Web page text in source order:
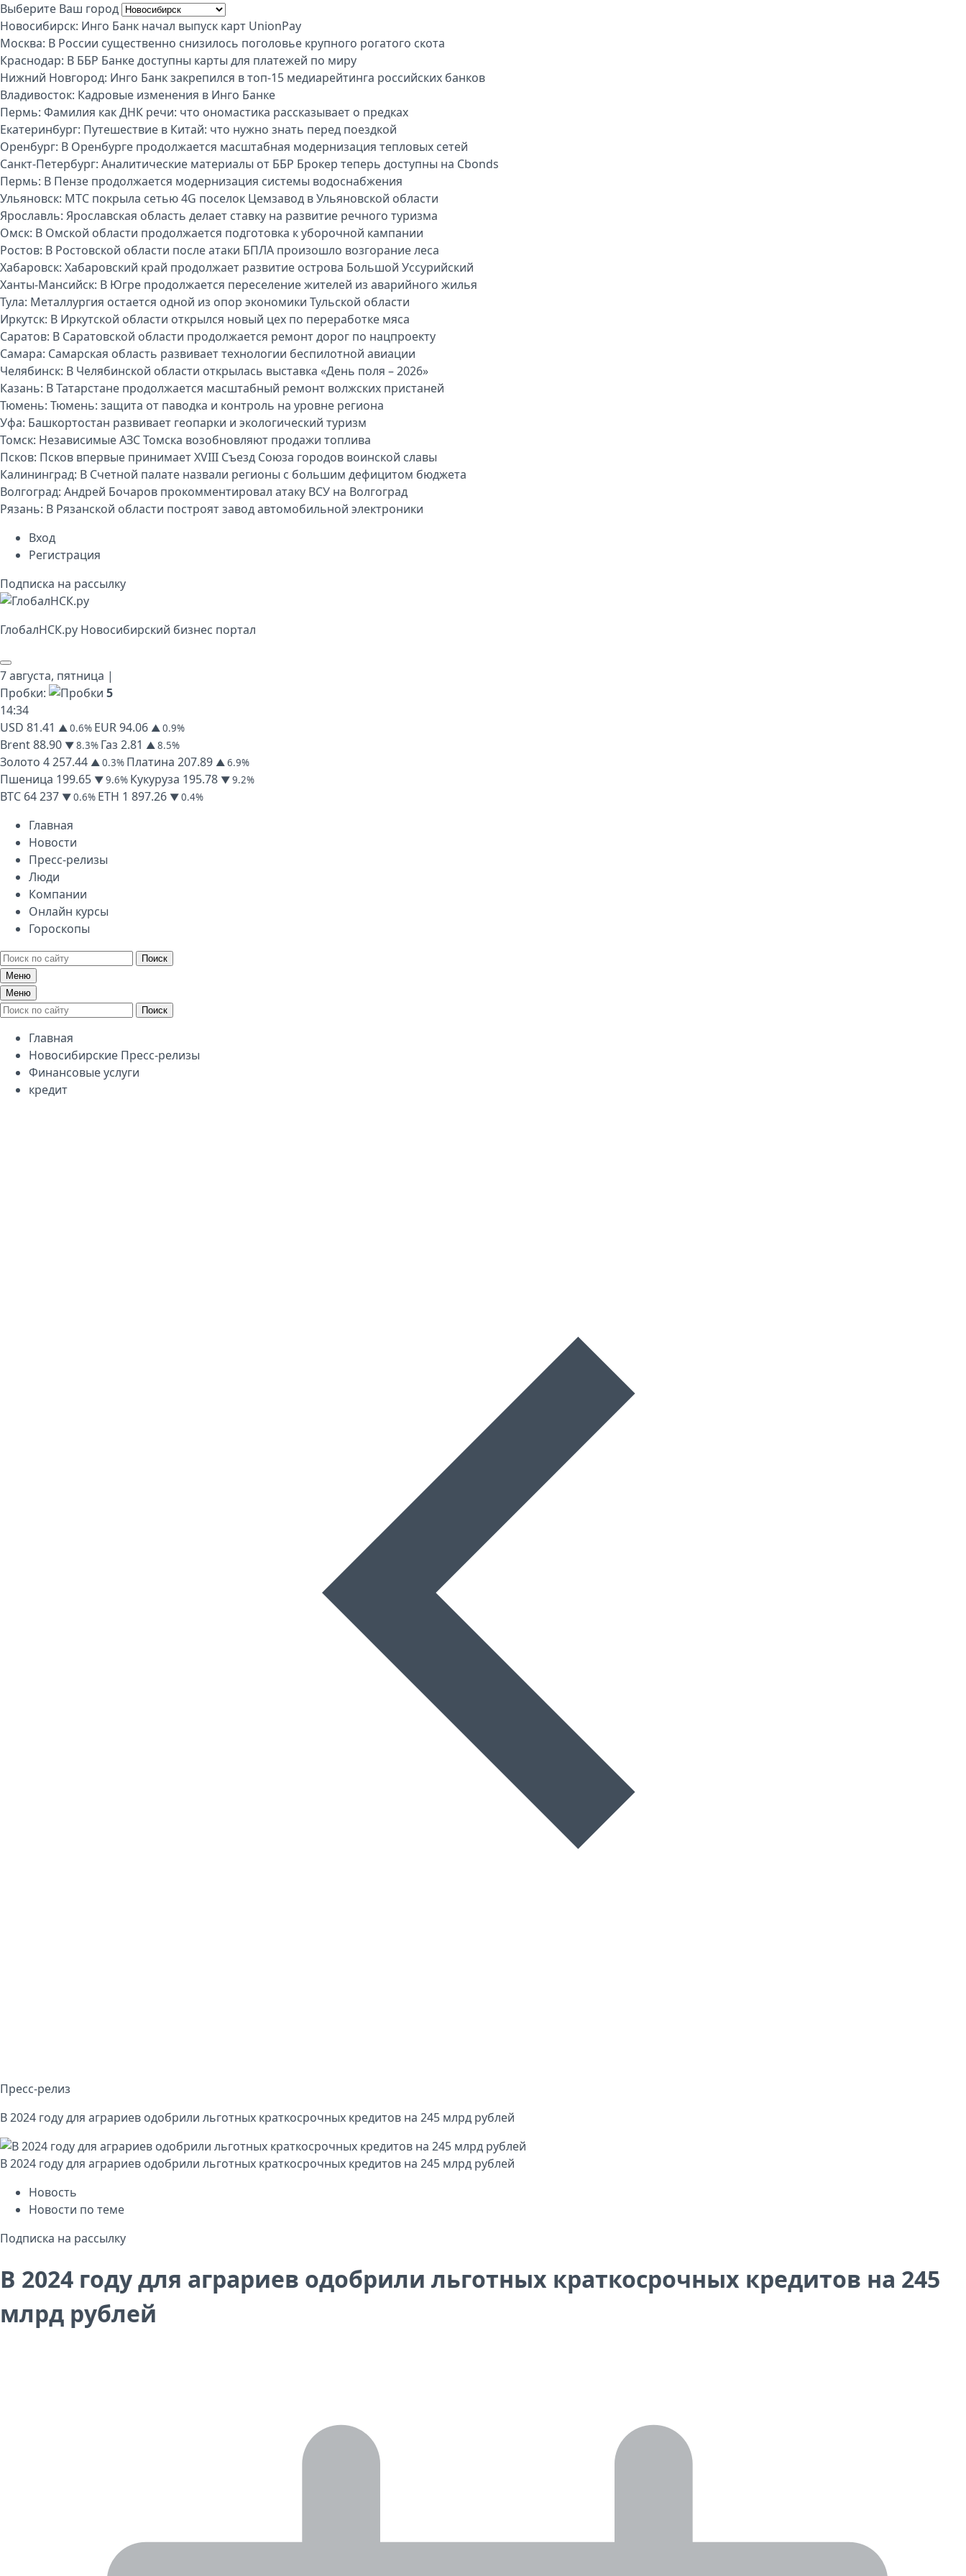
Выберите Ваш город
Новосибирск: Инго Банк начал выпуск карт UnionPay
Москва: В России существенно снизилось поголовье крупного рогатого скота
Краснодар: В ББР Банке доступны карты для платежей по миру
Нижний Новгород: Инго Банк закрепился в топ-15 медиарейтинга российских банков
Владивосток: Кадровые изменения в Инго Банке
Пермь: Фамилия как ДНК речи: что ономастика рассказывает о предках
Екатеринбург: Путешествие в Китай: что нужно знать перед поездкой
Оренбург: В Оренбурге продолжается масштабная модернизация тепловых сетей
Санкт-Петербург: Аналитические материалы от ББР Брокер теперь доступны на Cbonds
Пермь: В Пензе продолжается модернизация системы водоснабжения
Ульяновск: МТС покрыла сетью 4G поселок Цемзавод в Ульяновской области
Ярославль: Ярославская область делает ставку на развитие речного туризма
Омск: В Омской области продолжается подготовка к уборочной кампании
Ростов: В Ростовской области после атаки БПЛА произошло возгорание леса
Хабаровск: Хабаровский край продолжает развитие острова Большой Уссурийский
Ханты-Мансийск: В Югре продолжается переселение жителей из аварийного жилья
Тула: Металлургия остается одной из опор экономики Тульской области
Иркутск: В Иркутской области открылся новый цех по переработке мяса
Саратов: В Саратовской области продолжается ремонт дорог по нацпроекту
Самара: Самарская область развивает технологии беспилотной авиации
Челябинск: В Челябинской области открылась выставка «День поля – 2026»
Казань: В Татарстане продолжается масштабный ремонт волжских пристаней
Тюмень: Тюмень: защита от паводка и контроль на уровне региона
Уфа: Башкортостан развивает геопарки и экологический туризм
Томск: Независимые АЗС Томска возобновляют продажи топлива
Псков: Псков впервые принимает XVIII Съезд Союза городов воинской славы
Калининград: В Счетной палате назвали регионы с большим дефицитом бюджета
Волгоград: Андрей Бочаров прокомментировал атаку ВСУ на Волгоград
Рязань: В Рязанской области построят завод автомобильной электроники
Вход
Регистрация
Подписка на рассылку
ГлобалНСК.py Новосибирский бизнес портал
7 августа, пятница |
Пробки:
5
14:34
USD 81.41 ▲ 0.6% EUR94.06 ▲ 0.9%
Brent88.90 ▼ 8.3% Газ 2.81 ▲ 8.5%
Золото 4 257.44 ▲ 0.3% Платина 207.89 ▲ 6.9%
Пшеница 199.65 ▼ 9.6% Кукуруза 195.78 ▼ 9.2%
BTC 64 237 ▼ 0.6% ETH 1 897.26 ▼ 0.4%
Главная
Новости
Пресс-релизы
Люди
Компании
Онлайн курсы
Гороскопы
Поиск
Меню
Меню
Поиск
Главная
Новосибирские Пресс-релизы
Финансовые услуги
кредит
Пресс-релиз
В 2024 году для аграриев одобрили льготных краткосрочных кредитов на 245 млрд рублей
В 2024 году для аграриев одобрили льготных краткосрочных кредитов на 245 млрд рублей
Новость
Новости по теме
Подписка на рассылку
В 2024 году для аграриев одобрили льготных краткосрочных кредитов на 245
млрд рублей